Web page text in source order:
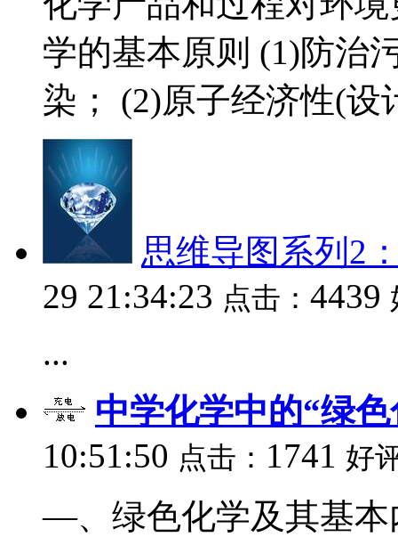
学的基本原则 (1)防治
染； (2)原子经济性(设
思维导图系列2
29 21:34:23 点击： 4439
...
中学化学中的“绿
10:51:50 点击： 1741 好
―、绿色化学及其基本